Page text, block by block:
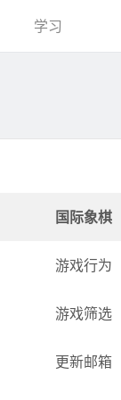
学习
国际象棋
游戏行为
游戏筛选
更新邮箱